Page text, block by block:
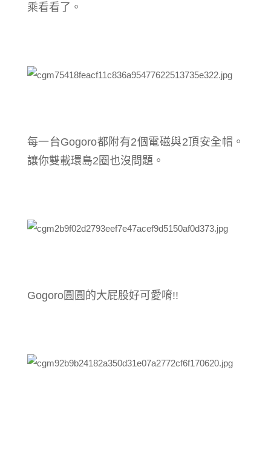
乘看看了。
每一台Gogoro都附有2個電磁與2頂安全帽。
讓你雙載環島2圈也沒問題。
Gogoro圓圓的大屁股好可愛唷!!